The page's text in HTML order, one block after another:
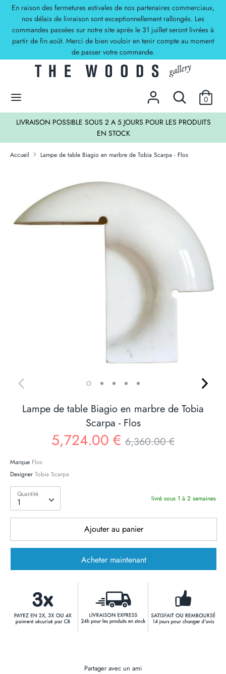
Passer
contenu
En raison des fermetures estivales de nos partenaires commerciaux,
nos délais de livraison sont exceptionnellement rallongés. Les
commandes passées sur notre site après le 31 juillet seront livrées à
partir de fin août. Merci de bien vouloir en tenir compte au moment
de passer votre commande.
Recherche
la
0
Devise
EUR €
dans
LIVRAISON POSSIBLE SOUS 2 A 5 JOURS POUR LES PRODUITS
EN STOCK
Accueil Lampe de table Biagio en marbre de Tobia Scarpa - Flos
Lampe de table Biagio en marbre de Tobia
Scarpa - Flos
5,724.00 € Prix
6,360.00 €
Marque Flos
Designer Tobia Scarpa
Quantité
1
Quantité livré sous 1 à 2 semaines
Ajouter au panier
Acheter maintenant
Partager avec un ami